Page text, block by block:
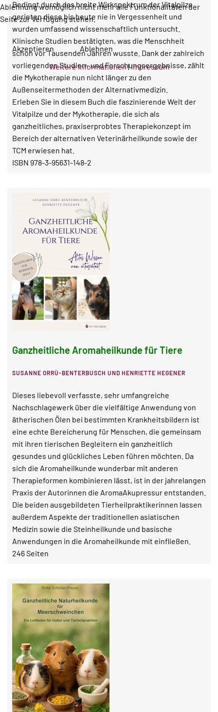
Bedingt durch das breite Wirkspektrum der Vitalpilze
gerieten diese bis heute nie in Vergessenheit und
wurden umfassend wissenschaftlich untersucht.
Klinische Studien bestätigten, was die Menschheit
schon vor Tausenden Jahren wusste. Dank der zahlreich
vorliegenden Studien- und Forschungsergebnisse, zählt
die Mykotherapie nun nicht länger zu den
Außenseitermethoden der Alternativmedizin.
Erleben Sie in diesem Buch die faszinierende Welt der
Vitalpilze und der Mykotherapie, die sich als
ganzheitliches, praxiserprobtes Therapiekonzept im
Bereich der alternativen Veterinärheilkunde sowie der
TCM erwiesen hat.
ISBN 978-3-95631-148-2
Ganzheitliche Aromaheilkunde für Tiere
SUSANNE ORRÙ-BENTERBUSCH UND HENRIETTE HEGENER
Dieses liebevoll verfasste, sehr umfangreiche
Nachschlagewerk über die vielfältige Anwendung von
ätherischen Ölen bei bestimmten Krankheitsbildern ist
eine echte Bereicherung für Menschen, die gemeinsam
mit ihren tierischen Begleitern ein ganzheitlich
gesundes und glückliches Leben führen möchten. Da
sich die Aromaheilkunde wunderbar mit anderen
Therapieformen kombinieren lässt, ist in der jahrelangen
Praxis der Autorinnen die AromaAkupressur entstanden.
Die beiden ausgebildeten Tierheilpraktikerinnen lassen
außerdem Aspekte der traditionellen asiatischen
Medizin sowie die Steinheilkunde und basische
Anwendungen in die Aromaheilkunde mit einfließen.
246 Seiten
Ablehnung womöglich nicht mehr alle Funktionalitäten der
Seite zur Verfügung stehen.
Akzeptieren
Ablehnen
Weitere Informationen|Impressum